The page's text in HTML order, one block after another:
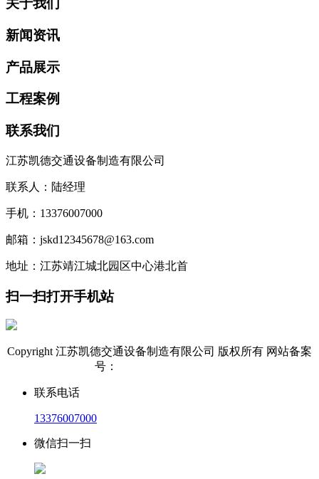
关于我们
新闻资讯
产品展示
工程案例
联系我们
江苏凯德交通设备制造有限公司
联系人：陆经理
手机：13376007000
邮箱：jskd12345678@163.com
地址：江苏靖江城北园区中心港北首
扫一扫打开手机站
Copyright 江苏凯德交通设备制造有限公司 版权所有 网站备案
号：
联系电话
13376007000
微信扫一扫